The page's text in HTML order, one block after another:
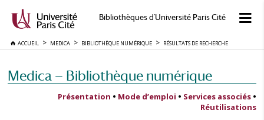
Bibliothèques d'Université Paris Cité
ACCUEIL MEDICA BIBLIOTHÈQUE NUMÉRIQUE RÉSULTATS DE RECHERCHE
Medica — Bibliothèque numérique
Présentation • Mode d’emploi • Services associés •
Réutilisations